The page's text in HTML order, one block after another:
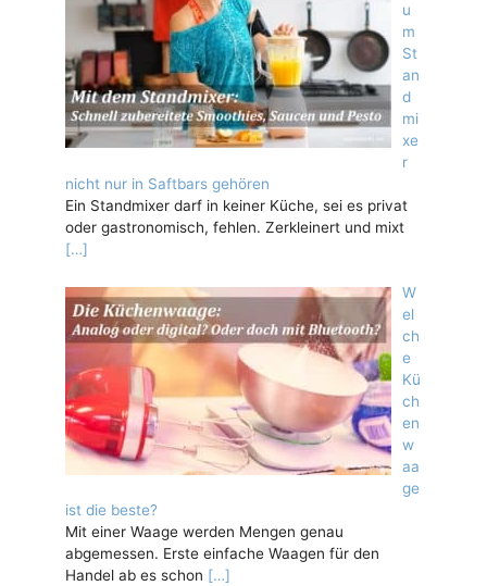
u
m
St
an
d
mi
xe
r
nicht nur in Saftbars gehören
Ein Standmixer darf in keiner Küche, sei es privat
oder gastronomisch, fehlen. Zerkleinert und mixt
[…]
W
el
ch
e
Kü
ch
en
w
aa
ge
ist die beste?
Mit einer Waage werden Mengen genau
abgemessen. Erste einfache Waagen für den
Handel ab es schon […]